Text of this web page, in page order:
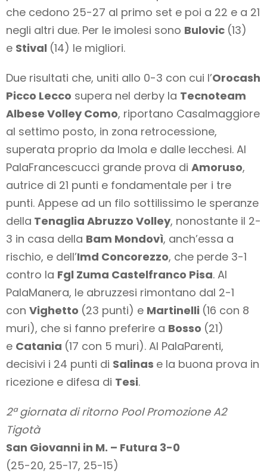
che cedono 25-27 al primo set e poi a 22 e a 21
negli altri due. Per le imolesi sono Bulovic (13)
e Stival (14) le migliori.
Due risultati che, uniti allo 0-3 con cui l’Orocash
Picco Lecco supera nel derby la Tecnoteam
Albese Volley Como, riportano Casalmaggiore
al settimo posto, in zona retrocessione,
superata proprio da Imola e dalle lecchesi. Al
PalaFrancescucci grande prova di Amoruso,
autrice di 21 punti e fondamentale per i tre
punti. Appese ad un filo sottilissimo le speranze
della Tenaglia Abruzzo Volley, nonostante il 2-
3 in casa della Bam Mondovì, anch’essa a
rischio, e dell’Imd Concorezzo, che perde 3-1
contro la Fgl Zuma Castelfranco Pisa. Al
PalaManera, le abruzzesi rimontano dal 2-1
con Vighetto (23 punti) e Martinelli (16 con 8
muri), che si fanno preferire a Bosso (21)
e Catania (17 con 5 muri). Al PalaParenti,
decisivi i 24 punti di Salinas e la buona prova in
ricezione e difesa di Tesi.
2ª giornata di ritorno Pool Promozione A2
Tigotà
San Giovanni in M. – Futura 3-0
(25-20, 25-17, 25-15)